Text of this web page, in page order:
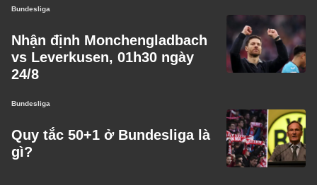
Bundesliga
Nhận định Monchengladbach
vs Leverkusen, 01h30 ngày
24/8
Bundesliga
Quy tắc 50+1 ở Bundesliga là
gì?